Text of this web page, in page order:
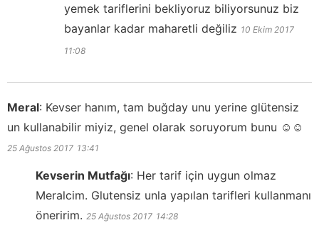
yemek tariflerini bekliyoruz biliyorsunuz biz
bayanlar kadar maharetli değiliz 10 Ekim 2017
11:08
Meral: Kevser hanım, tam buğday unu yerine glütensiz
un kullanabilir miyiz, genel olarak soruyorum bunu ☺️☺️
25 Ağustos 2017 13:41
Kevserin Mutfağı: Her tarif için uygun olmaz
Meralcim. Glutensiz unla yapılan tarifleri kullanmanı
öneririm. 25 Ağustos 2017 14:28